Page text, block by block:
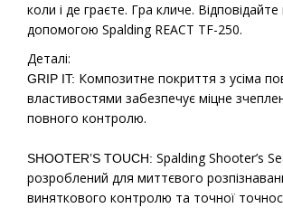
коли і де граєте. Гра кличе. Відповідайте
допомогою Spalding REACT TF-250.
Деталі:
GRIP IT: Композитне покриття з усіма
властивостями забезпечує міцне
повного контролю.
SHOOTER’S TOUCH: Spalding Shooter’s
розроблений для миттєвого
виняткового контролю та точної